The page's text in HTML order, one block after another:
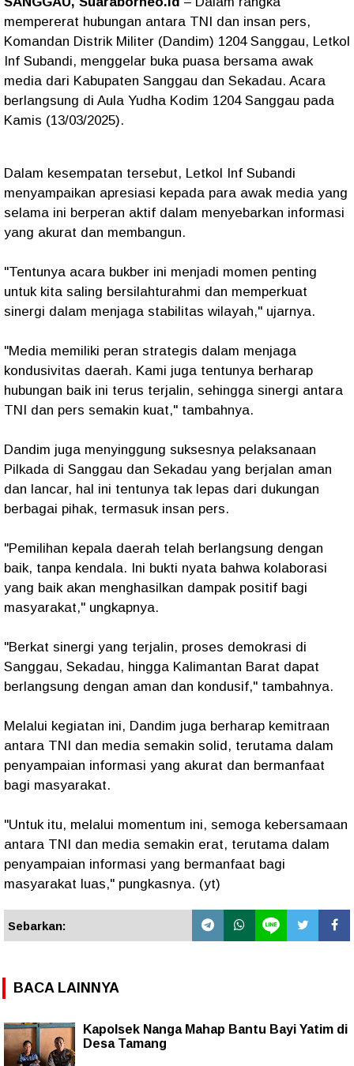
mempererat hubungan antara TNI dan insan pers,
Komandan Distrik Militer (Dandim) 1204 Sanggau, Letkol
Inf Subandi, menggelar buka puasa bersama awak
media dari Kabupaten Sanggau dan Sekadau. Acara
berlangsung di Aula Yudha Kodim 1204 Sanggau pada
Kamis (13/03/2025).
Dalam kesempatan tersebut, Letkol Inf Subandi
menyampaikan apresiasi kepada para awak media yang
selama ini berperan aktif dalam menyebarkan informasi
yang akurat dan membangun.
"Tentunya acara bukber ini menjadi momen penting
untuk kita saling bersilahturahmi dan memperkuat
sinergi dalam menjaga stabilitas wilayah," ujarnya.
"Media memiliki peran strategis dalam menjaga
kondusivitas daerah. Kami juga tentunya berharap
hubungan baik ini terus terjalin, sehingga sinergi antara
TNI dan pers semakin kuat," tambahnya.
Dandim juga menyinggung suksesnya pelaksanaan
Pilkada di Sanggau dan Sekadau yang berjalan aman
dan lancar, hal ini tentunya tak lepas dari dukungan
berbagai pihak, termasuk insan pers.
"Pemilihan kepala daerah telah berlangsung dengan
baik, tanpa kendala. Ini bukti nyata bahwa kolaborasi
yang baik akan menghasilkan dampak positif bagi
masyarakat," ungkapnya.
"Berkat sinergi yang terjalin, proses demokrasi di
Sanggau, Sekadau, hingga Kalimantan Barat dapat
berlangsung dengan aman dan kondusif," tambahnya.
Melalui kegiatan ini, Dandim juga berharap kemitraan
antara TNI dan media semakin solid, terutama dalam
penyampaian informasi yang akurat dan bermanfaat
bagi masyarakat.
"Untuk itu, melalui momentum ini, semoga kebersamaan
antara TNI dan media semakin erat, terutama dalam
penyampaian informasi yang bermanfaat bagi
masyarakat luas," pungkasnya. (yt)
Sebarkan:
BACA LAINNYA
Kapolsek Nanga Mahap Bantu Bayi Yatim di
Desa Tamang